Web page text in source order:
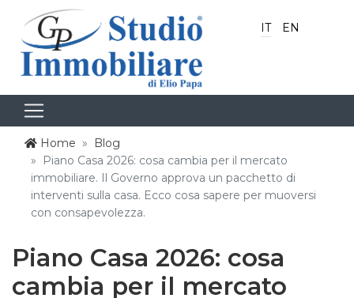
IT EN
Home
Blog
Piano Casa 2026: cosa cambia per il mercato
immobiliare. Il Governo approva un pacchetto di
interventi sulla casa. Ecco cosa sapere per muoversi
con consapevolezza.
Piano Casa 2026: cosa
cambia per il mercato